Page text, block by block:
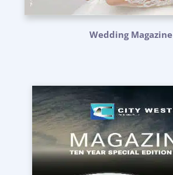
Wedding Magazine